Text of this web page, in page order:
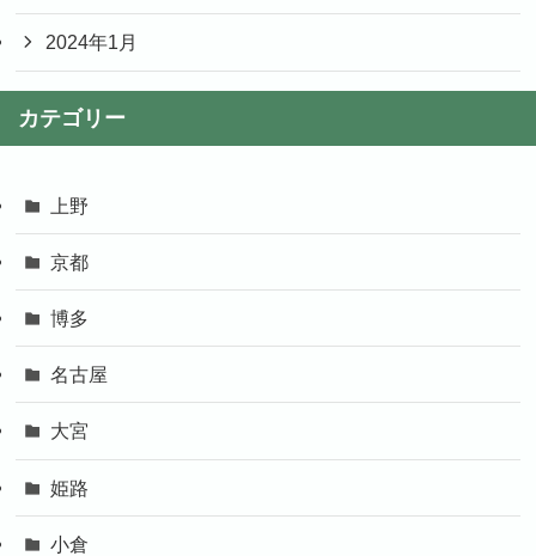
2024年1月
カテゴリー
上野
京都
博多
名古屋
大宮
姫路
小倉